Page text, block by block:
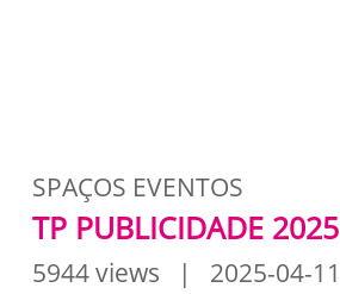
SPAÇOS EVENTOS
TP PUBLICIDADE 2025
5944 views | 2025-04-11